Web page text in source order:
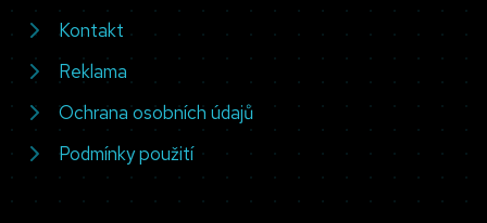
Kontakt
Reklama
Ochrana osobních údajů
Podmínky použití